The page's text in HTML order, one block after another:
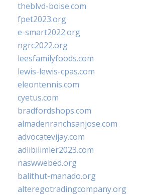
theblvd-boise.com
fpet2023.org
e-smart2022.org
ngrc2022.org
leesfamilyfoods.com
lewis-lewis-cpas.com
eleontennis.com
cyetus.com
bradfordshops.com
almadenranchsanjose.com
advocatevijay.com
adlibilimler2023.com
naswwebed.org
balithut-manado.org
alteregotradingcompany.org